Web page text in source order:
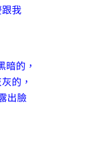
我
暗的，
的，
出臉